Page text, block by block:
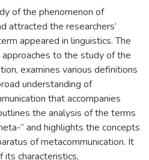
of the phenomenon of
attracted the researchers’
appeared in linguistics. The
to the study of the
examines various definitions
understanding of
that accompanies
the analysis of the terms
” and highlights the concepts
of metacommunication. It
characteristics,